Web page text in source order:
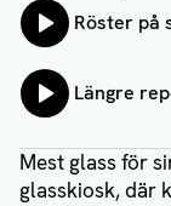
Lyssna på:
Röster på
Lyssna på:
Längre
Mest glass för
glasskiosk, där